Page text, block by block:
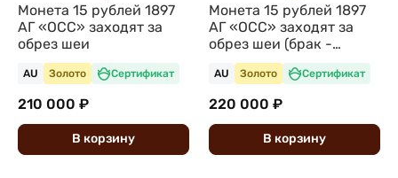
Монета 15 рублей 1897
АГ «ОСС» заходят за
обрез шеи
AU Золото Сертификат
210 000 ₽
В корзину
Монета 15 рублей 1897
АГ «ОСС» заходят за
обрез шеи (брак -
раскол штемпеля)
AU Золото Сертификат
220 000 ₽
В корзину